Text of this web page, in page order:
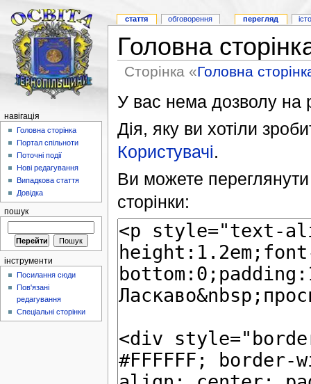
Головна
Сторінка «Головна
У вас нема дозволу на
Дія, яку ви хотіли
Користувачі.
Ви можете переглянути
сторінки:
стаття обговорення перегляд
навігація
Головна сторінка
Портал спільноти
Поточні події
Нові редагування
Випадкова стаття
Довідка
пошук
інструменти
Посилання сюди
Пов'язані
редагування
Спеціальні сторінки